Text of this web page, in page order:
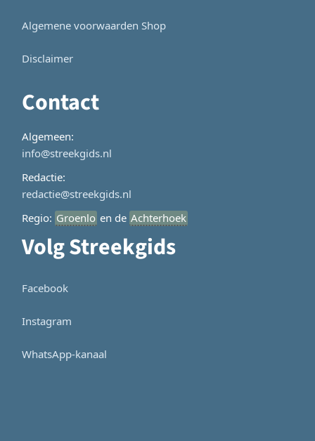
Algemene voorwaarden Shop
Disclaimer
Contact
Algemeen:
info@streekgids.nl
Redactie:
redactie@streekgids.nl
Regio: Groenlo en de Achterhoek
Volg Streekgids
Facebook
Instagram
WhatsApp-kanaal